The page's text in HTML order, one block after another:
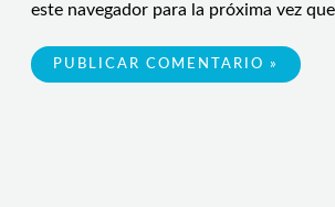
este navegador para la próxima vez